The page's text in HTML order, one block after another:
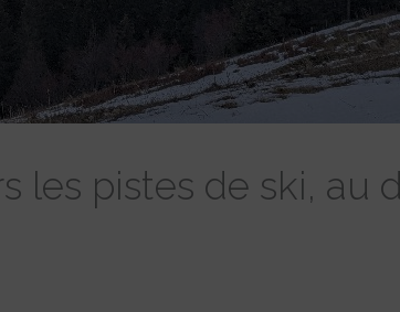
les pistes de ski, au